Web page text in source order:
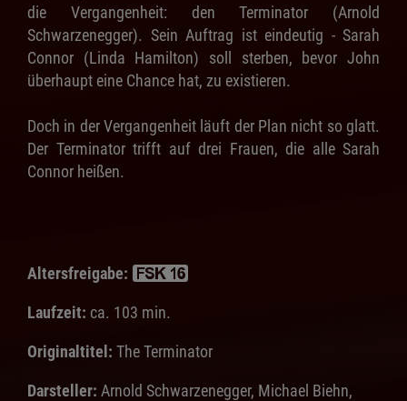
die Vergangenheit: den Terminator (Arnold
Schwarzenegger). Sein Auftrag ist eindeutig - Sarah
Connor (Linda Hamilton) soll sterben, bevor John
überhaupt eine Chance hat, zu existieren.
Doch in der Vergangenheit läuft der Plan nicht so glatt.
Der Terminator trifft auf drei Frauen, die alle Sarah
Connor heißen.
Altersfreigabe:
Laufzeit: ca. 103 min.
Originaltitel: The Terminator
Darsteller: Arnold Schwarzenegger, Michael Biehn,